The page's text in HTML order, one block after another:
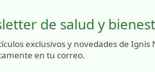
de salud y
exclusivos y novedades de Ignis
en tu correo.